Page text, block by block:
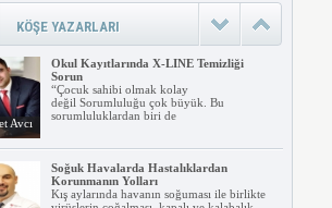
KÖŞE YAZARLARI
Avcı
Okul Kayıtlarında X-LINE Temizliği
Sorun
“Çocuk sahibi olmak kolay
değil Sorumluluğu çok büyük. Bu
sorumluluklardan biri de
Soğuk Havalarda Hastalıklardan
Korunmanın Yolları
Kış aylarında havanın soğuması ile birlikte